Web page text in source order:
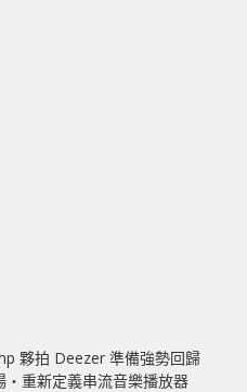
夥拍 Deezer 準備強勢回歸
‧重新定義串流音樂播放器